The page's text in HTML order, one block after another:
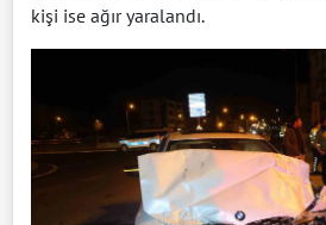
kişi ise ağır yaralandı.